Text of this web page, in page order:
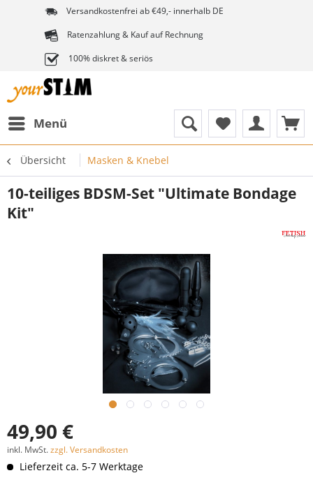
Versandkostenfrei ab €49,- innerhalb DE
Ratenzahlung & Kauf auf Rechnung
100% diskret & seriös
Menü
Übersicht Masken & Knebel
10-teiliges BDSM-Set "Ultimate Bondage
Kit"
49,90 €
inkl. MwSt.zzgl. Versandkosten
Lieferzeit ca. 5-7 Werktage